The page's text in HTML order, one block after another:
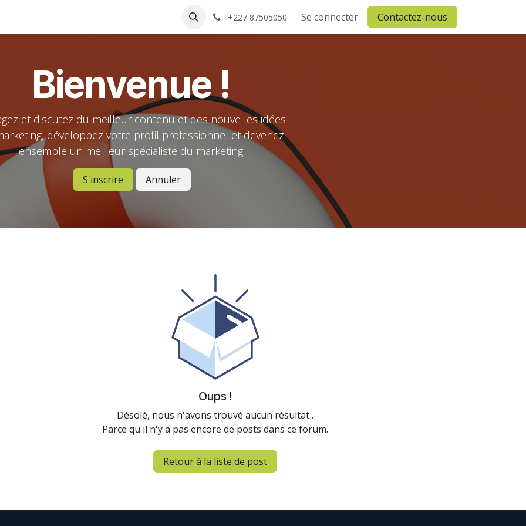
+227 87505050 Se connecter Contactez-nous
Bienvenue !
et discutez du meilleur contenu et des nouvelles idées
développez votre profil professionnel et devenez
ensemble un meilleur spécialiste du marketing.
S'inscrire Annuler
Oups !
Désolé, nous n'avons trouvé aucun résultat.
Parce qu'il n'y a pas encore de posts dans ce forum.
Retour à la liste de post